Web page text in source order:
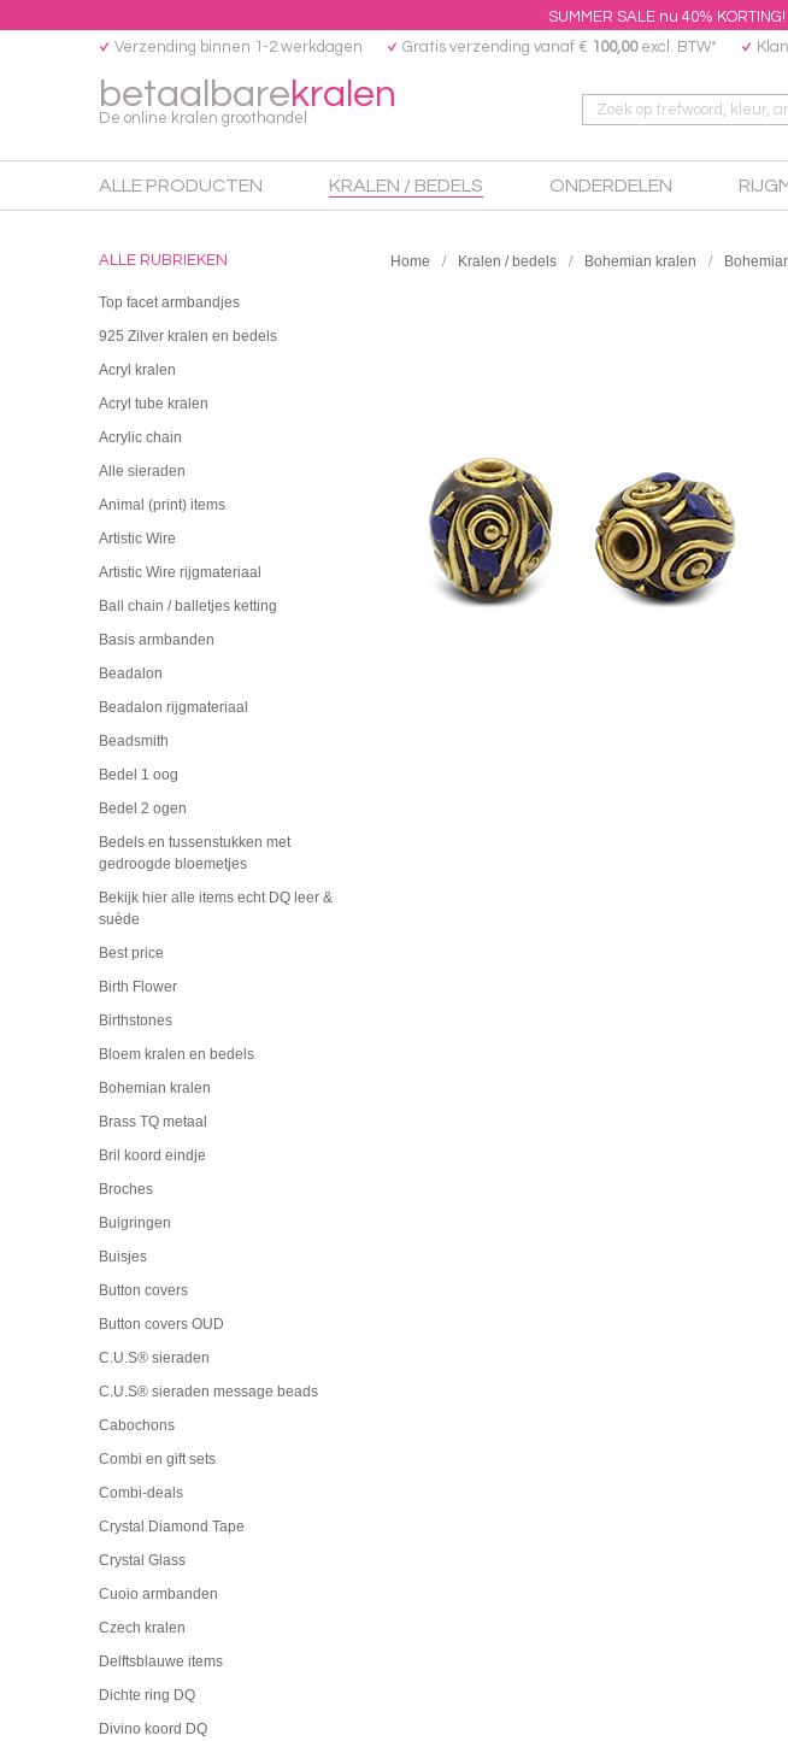
SUMMER SALE nu 40%
betaalbarekralen
De online kralen groothandel
Verzending binnen 1-2 werkdagen Gratis verzending vanaf € 100,00excl. BTW*
ALLE PRODUCTEN KRALEN / BEDELS ONDERDELEN
ALLE RUBRIEKEN
Top facet armbandjes
925 Zilver kralen en bedels
Acryl kralen
Acryl tube kralen
Acrylic chain
Alle sieraden
Animal (print) items
Artistic Wire
Artistic Wire rijgmateriaal
Ball chain / balletjes ketting
Basis armbanden
Beadalon
Beadalon rijgmateriaal
Beadsmith
Bedel 1 oog
Bedel 2 ogen
Bedels en tussenstukken met
gedroogde bloemetjes
Bekijk hier alle items echt DQ leer &
suède
Best price
Birth Flower
Birthstones
Bloem kralen en bedels
Bohemian kralen
Brass TQ metaal
Bril koord eindje
Broches
Buigringen
Buisjes
Button covers
Button covers OUD
C.U.S® sieraden
C.U.S® sieraden message beads
Cabochons
Combi en gift sets
Combi-deals
Crystal Diamond Tape
Crystal Glass
Cuoio armbanden
Czech kralen
Delftsblauwe items
Dichte ring DQ
Divino koord DQ
Home Kralen / bedels Bohemian kralen